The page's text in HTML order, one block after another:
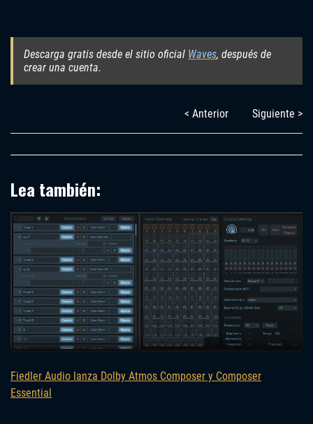
Descarga gratis desde el sitio oficial Waves, después de
crear una cuenta.
< Anterior Siguiente >
Lea también:
Fiedler Audio lanza Dolby Atmos Composer y Composer
Essential